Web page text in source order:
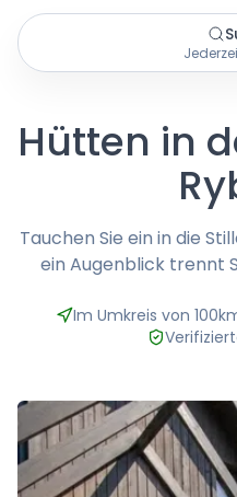
Hütten in
Tauchen Sie ein in die
ein Augenblick trennt
Im Umkreis von